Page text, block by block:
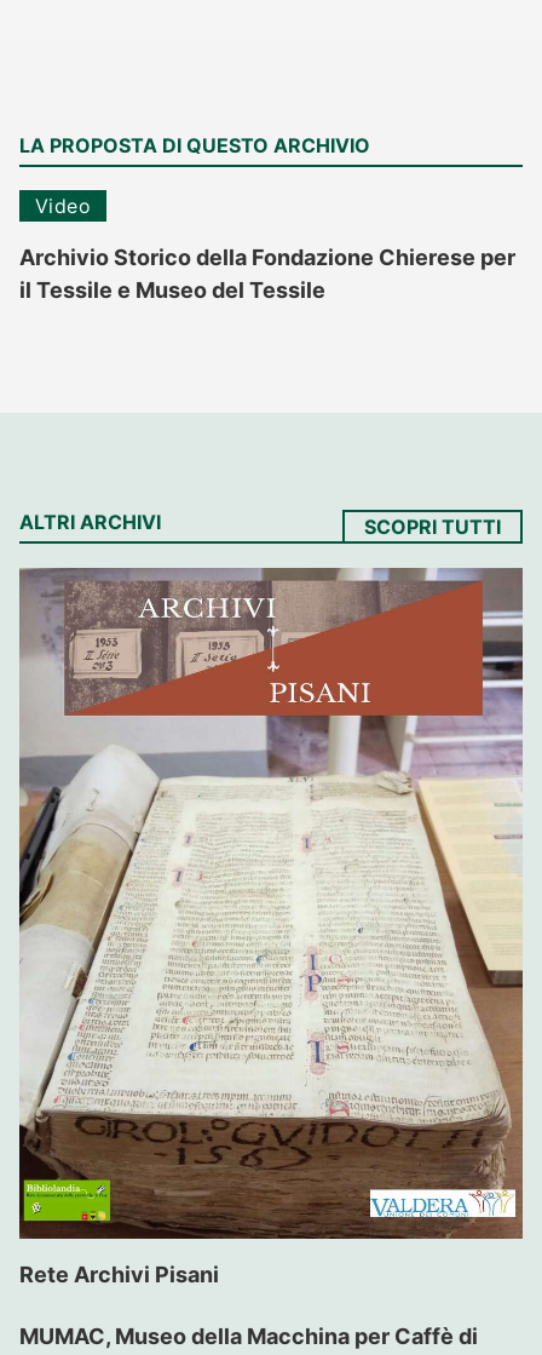
LA PROPOSTA DI QUESTO ARCHIVIO
Video
Archivio Storico della Fondazione Chierese per
il Tessile e Museo del Tessile
ALTRI ARCHIVI SCOPRI TUTTI
Rete Archivi Pisani
MUMAC, Museo della Macchina per Caffè di